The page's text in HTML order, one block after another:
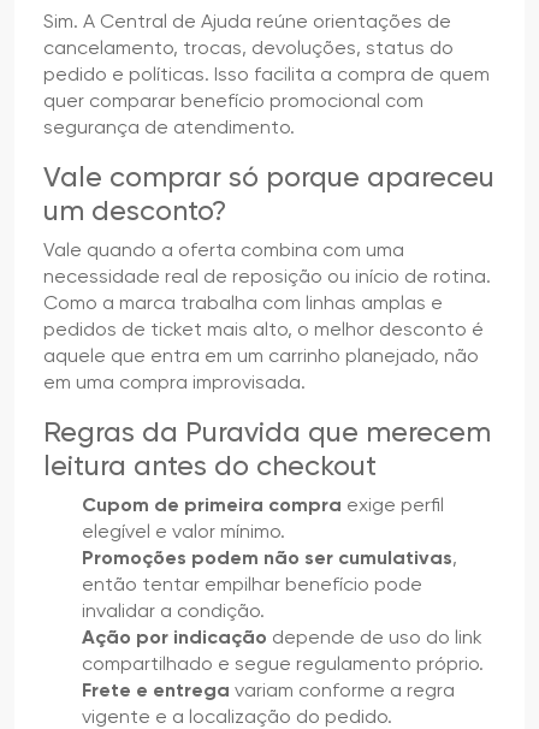
Sim. A Central de Ajuda reúne orientações de
cancelamento, trocas, devoluções, status do
pedido e políticas. Isso facilita a compra de quem
quer comparar benefício promocional com
segurança de atendimento.
Vale comprar só porque apareceu
um desconto?
Vale quando a oferta combina com uma
necessidade real de reposição ou início de rotina.
Como a marca trabalha com linhas amplas e
pedidos de ticket mais alto, o melhor desconto é
aquele que entra em um carrinho planejado, não
em uma compra improvisada.
Regras da Puravida que merecem
leitura antes do checkout
Cupom de primeira compra exige perfil
elegível e valor mínimo.
Promoções podem não ser cumulativas,
então tentar empilhar benefício pode
invalidar a condição.
Ação por indicação depende de uso do link
compartilhado e segue regulamento próprio.
Frete e entrega variam conforme a regra
vigente e a localização do pedido.